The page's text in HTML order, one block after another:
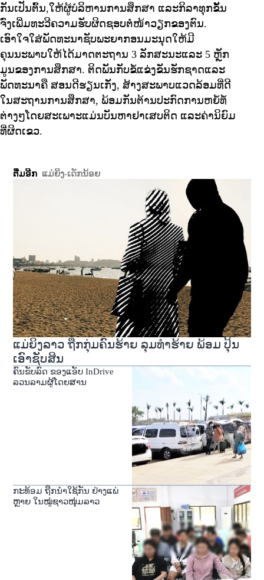
ກັນເປັນຕົ້ນ,ໃຫ້ຜູ້ບໍລິຫານການສຶກສາ ແລະກິລາທຸກຂັ້ນ
ຈົ່ງເພີ່ມທະວີຄວາມຮັບຜິດຊອບຕໍ່ໜ້າວຽກຂອງຕົນ.
ເອົາໃຈໃສ່ພັດທະນາຊັບພະຍາກອນມະນຸດໃຫ້ມີ
ຄຸນນະພາບໃຫ້ໄດ້ມາດຕະຖານ 3 ລັກສະນະແລະ 5 ຫຼັກ
ມູນຂອງການສຶກສາ. ຕິດພັນກັບຂໍ້ແຂ່ງຂັນຮັກຊາດແລະ
ພັດທະນາຄື ສອນດີຮຽນເກັ່ງ, ສ້າງສະພາບແວດລ້ອມທີ່ດີ
ໃນສະຖານການສຶກສາ, ພ້ອມກັນຕ້ານປະກົດການຫຍໍ້ທໍ້
ຕ່າງໆໂດຍສະເພາະແມ່ນບັນຫາຢາເສບຕິດ ແລະຄ່ານິຍົມ
ທີ່ຜິດເຂວ.
ຕື່ມອີກ ແມ່ຍິງ-ເດັກນ້ອຍ
ແມ່ຍິງລາວ ຖືກກຸ່ມຄົນຮ້າຍ ລຸມທໍາຮ້າຍ ພ້ອມ ປຸ້ນ
ເອົາຊັບສິນ
ຄົນຂັບລົດ ຂອງແອັບ InDrive
ລວນລາມຜູ້ໂດຍສານ
ກະທ້ອມ ຖືກນໍາໃຊ້ກັນ ຢ່າງແພ່
ຫຼາຍ ໃນໝູ່ຊາວໜຸ່ມລາວ